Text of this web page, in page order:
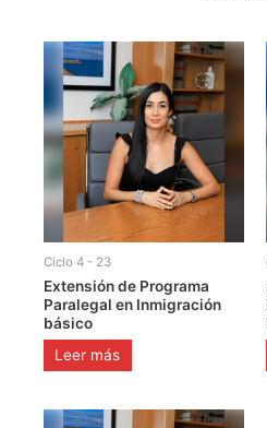
Ciclo 4 - 23
Extensión de Programa
Paralegal en Inmigración
básico
Leer más